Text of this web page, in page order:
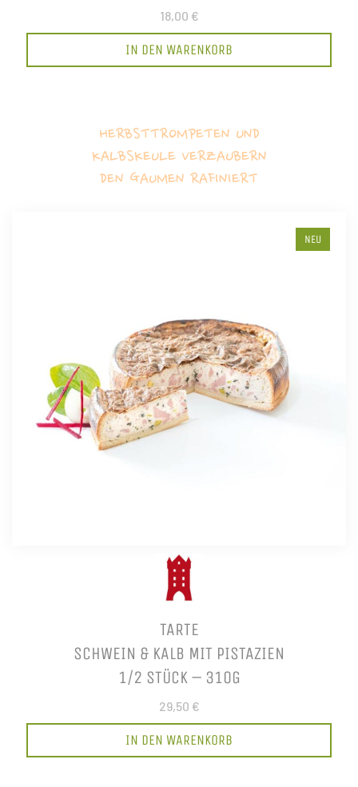
18,00 €
IN DEN WARENKORB
HERBSTTROMPETEN UND
KALBSKEULE VERZAUBERN
DEN GAUMEN RAFINIERT
NEU
TARTE
SCHWEIN & KALB MIT PISTAZIEN
1/2 STÜCK – 310G
29,50 €
IN DEN WARENKORB